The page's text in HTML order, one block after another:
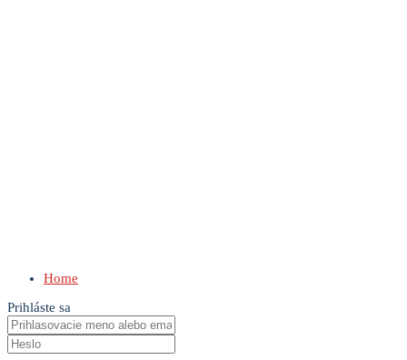
Home
Prihláste sa